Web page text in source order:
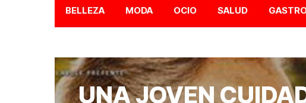
BELLEZA MODA OCIO SALUD
UNA JOVEN